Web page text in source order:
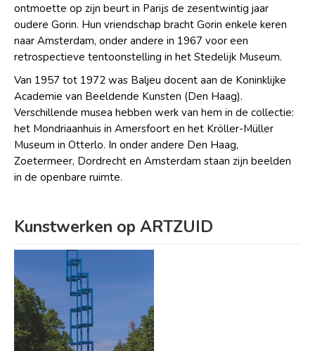
ontmoette op zijn beurt in Parijs de zesentwintig jaar
oudere Gorin. Hun vriendschap bracht Gorin enkele keren
naar Amsterdam, onder andere in 1967 voor een
retrospectieve tentoonstelling in het Stedelijk Museum.
Van 1957 tot 1972 was Baljeu docent aan de Koninklijke
Academie van Beeldende Kunsten (Den Haag).
Verschillende musea hebben werk van hem in de collectie:
het Mondriaanhuis in Amersfoort en het Kröller-Müller
Museum in Otterlo. In onder andere Den Haag,
Zoetermeer, Dordrecht en Amsterdam staan zijn beelden
in de openbare ruimte.
Kunstwerken op ARTZUID